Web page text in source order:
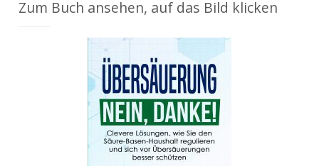
Zum Buch ansehen, auf das Bild klicken